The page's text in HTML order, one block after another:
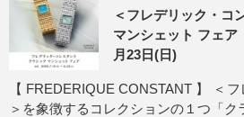
＜フレデリック・コ
マンシェット フェ
月23日(日)
【 FREDERIQUE CONSTANT 】 ＜
＞を象徴するコレクションの１つ「ク